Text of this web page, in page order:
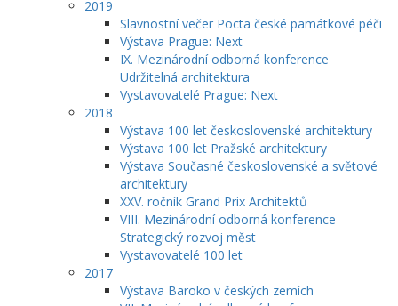
2019
Slavnostní večer Pocta české památkové péči
Výstava Prague: Next
IX. Mezinárodní odborná konference
Udržitelná architektura
Vystavovatelé Prague: Next
2018
Výstava 100 let československé architektury
Výstava 100 let Pražské architektury
Výstava Současné československé a světové
architektury
XXV. ročník Grand Prix Architektů
VIII. Mezinárodní odborná konference
Strategický rozvoj měst
Vystavovatelé 100 let
2017
Výstava Baroko v českých zemích